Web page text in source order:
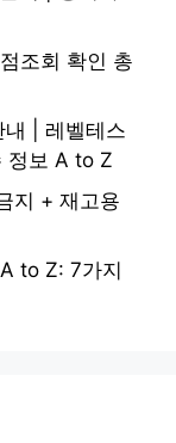
조회 확인 총
내 | 레벨테스
정보 A to Z
지 + 재고용
to Z: 7가지